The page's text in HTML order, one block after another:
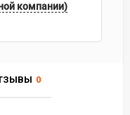
0
компании)